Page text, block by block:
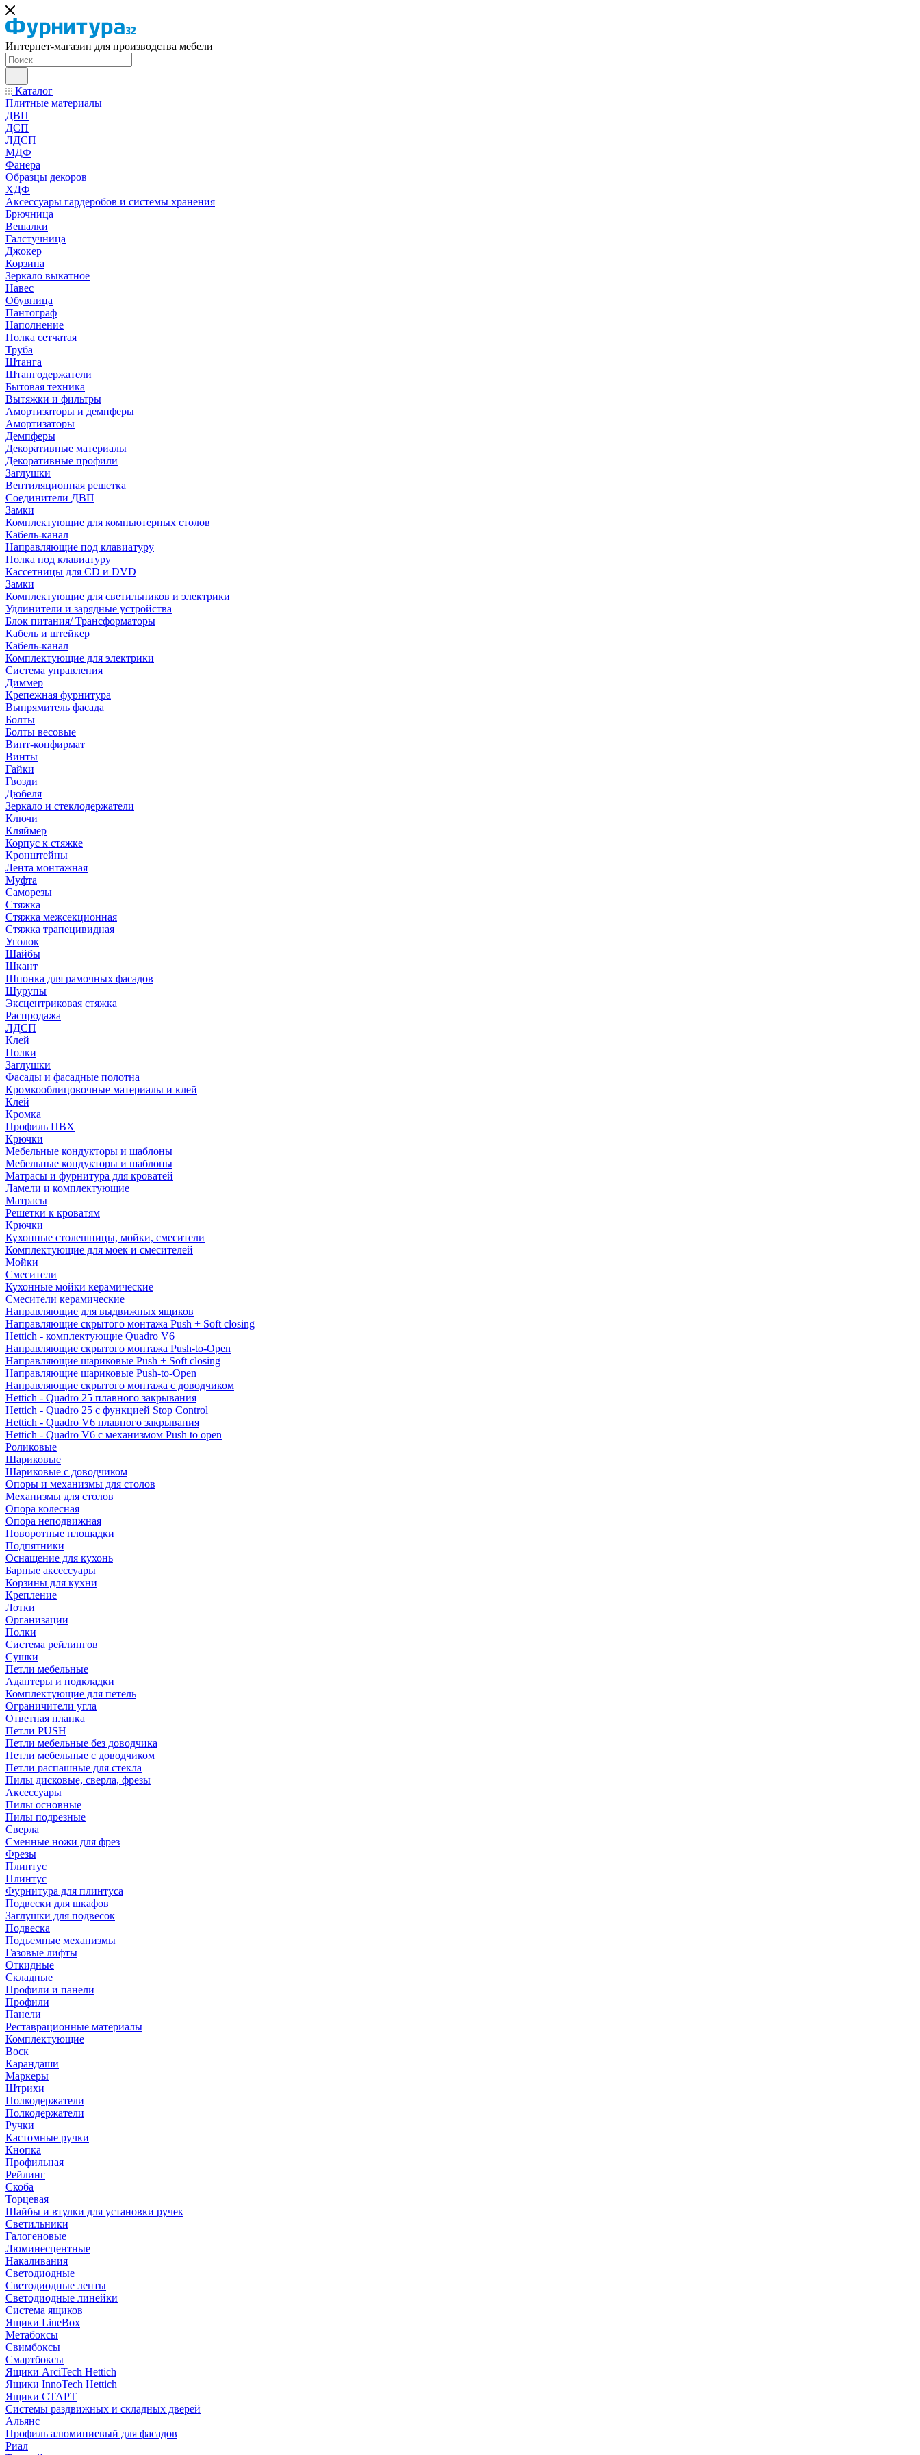
Интернет-магазин для производства мебели
Каталог
Плитные материалы
ДВП
ДСП
ЛДСП
МДФ
Фанера
Образцы декоров
ХДФ
Аксессуары гардеробов и системы хранения
Брючница
Вешалки
Галстучница
Джокер
Корзина
Зеркало выкатное
Навес
Обувница
Пантограф
Наполнение
Полка сетчатая
Труба
Штанга
Штангодержатели
Бытовая техника
Вытяжки и фильтры
Амортизаторы и демпферы
Амортизаторы
Демпферы
Декоративные материалы
Декоративные профили
Заглушки
Вентиляционная решетка
Соединители ДВП
Замки
Комплектующие для компьютерных столов
Кабель-канал
Направляющие под клавиатуру
Полка под клавиатуру
Кассетницы для CD и DVD
Замки
Комплектующие для светильников и электрики
Удлинители и зарядные устройства
Блок питания/ Трансформаторы
Кабель и штейкер
Кабель-канал
Комплектующие для электрики
Система управления
Диммер
Крепежная фурнитура
Выпрямитель фасада
Болты
Болты весовые
Винт-конфирмат
Винты
Гайки
Гвозди
Дюбеля
Зеркало и стеклодержатели
Ключи
Кляймер
Корпус к стяжке
Кронштейны
Лента монтажная
Муфта
Саморезы
Стяжка
Стяжка межсекционная
Стяжка трапецивидная
Уголок
Шайбы
Шкант
Шпонка для рамочных фасадов
Шурупы
Эксцентриковая стяжка
Распродажа
ЛДСП
Клей
Полки
Заглушки
Фасады и фасадные полотна
Кромкооблицовочные материалы и клей
Клей
Кромка
Профиль ПВХ
Крючки
Мебельные кондукторы и шаблоны
Мебельные кондукторы и шаблоны
Матрасы и фурнитура для кроватей
Ламели и комплектующие
Матрасы
Решетки к кроватям
Крючки
Кухонные столешницы, мойки, смесители
Комплектующие для моек и смесителей
Мойки
Смесители
Кухонные мойки керамические
Смесители керамические
Направляющие для выдвижных ящиков
Направляющие скрытого монтажа Push + Soft closing
Hettich - комплектующие Quadro V6
Направляющие скрытого монтажа Push-to-Open
Направляющие шариковые Push + Soft closing
Направляющие шариковые Push-to-Open
Направляющие скрытого монтажа с доводчиком
Hettich - Quadro 25 плавного закрывания
Hettich - Quadro 25 с функцией Stop Control
Hettich - Quadro V6 плавного закрывания
Hettich - Quadro V6 с механизмом Push to open
Роликовые
Шариковые
Шариковые с доводчиком
Опоры и механизмы для столов
Механизмы для столов
Опора колесная
Опора неподвижная
Поворотные площадки
Подпятники
Оснащение для кухонь
Барные аксессуары
Корзины для кухни
Крепление
Лотки
Организации
Полки
Система рейлингов
Сушки
Петли мебельные
Адаптеры и подкладки
Комплектующие для петель
Ограничители угла
Ответная планка
Петли PUSH
Петли мебельные без доводчика
Петли мебельные с доводчиком
Петли распашные для стекла
Пилы дисковые, сверла, фрезы
Аксессуары
Пилы основные
Пилы подрезные
Сверла
Сменные ножи для фрез
Фрезы
Плинтус
Плинтус
Фурнитура для плинтуса
Подвески для шкафов
Заглушки для подвесок
Подвеска
Подъемные механизмы
Газовые лифты
Откидные
Складные
Профили и панели
Профили
Панели
Реставрационные материалы
Комплектующие
Воск
Карандаши
Маркеры
Штрихи
Полкодержатели
Полкодержатели
Ручки
Кастомные ручки
Кнопка
Профильная
Рейлинг
Скоба
Торцевая
Шайбы и втулки для установки ручек
Светильники
Галогеновые
Люминесцентные
Накаливания
Светодиодные
Светодиодные ленты
Светодиодные линейки
Система ящиков
Ящики LineBox
Метабоксы
Свимбоксы
Смартбоксы
Ящики ArciTech Hettich
Ящики InnoTech Hettich
Ящики СТАРТ
Системы раздвижных и складных дверей
Альянс
Профиль алюминиевый для фасадов
Риал